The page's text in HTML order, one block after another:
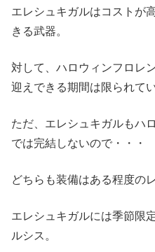
エレシュキガルはコストが
きる武器。
対して、ハロウィンフロレ
迎えできる期間は限られてい
ただ、エレシュキガルもハ
では完結しないので・・・
どちらも装備はある程度の
エレシュキガルには季節限
ルシス。